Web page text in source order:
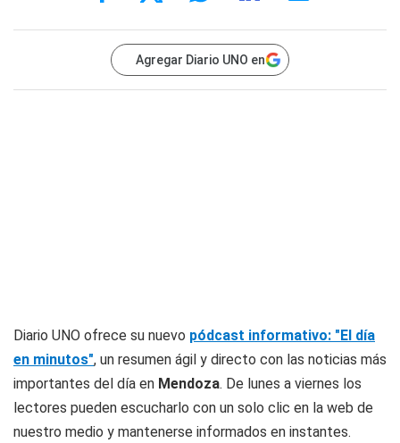
Agregar Diario UNO en
Diario UNO ofrece su nuevo pódcast informativo: "El día
en minutos", un resumen ágil y directo con las noticias más
importantes del día en Mendoza. De lunes a viernes los
lectores pueden escucharlo con un solo clic en la web de
nuestro medio y mantenerse informados en instantes.